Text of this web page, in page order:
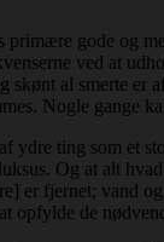
primære gode og
ved at
al smerte er
Nogle gange
ydre ting som et
Og at alt
er fjernet; vand
opfylde de